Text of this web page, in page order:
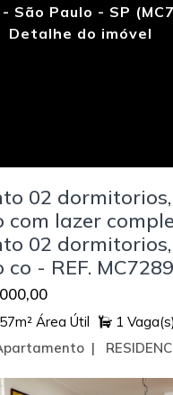
- São Paulo - SP
Detalhe do imóvel
02 dormitorios,
com lazer
02 dormitorios,
- REF.
57m² Área Útil
1 Vaga(s)
|